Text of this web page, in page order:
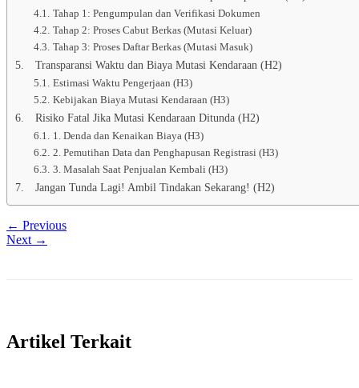
Tahap 1: Pengumpulan dan Verifikasi Dokumen
Tahap 2: Proses Cabut Berkas (Mutasi Keluar)
Tahap 3: Proses Daftar Berkas (Mutasi Masuk)
Transparansi Waktu dan Biaya Mutasi Kendaraan (H2)
Estimasi Waktu Pengerjaan (H3)
Kebijakan Biaya Mutasi Kendaraan (H3)
Risiko Fatal Jika Mutasi Kendaraan Ditunda (H2)
1. Denda dan Kenaikan Biaya (H3)
2. Pemutihan Data dan Penghapusan Registrasi (H3)
3. Masalah Saat Penjualan Kembali (H3)
Jangan Tunda Lagi! Ambil Tindakan Sekarang! (H2)
← Previous
Next →
Artikel Terkait